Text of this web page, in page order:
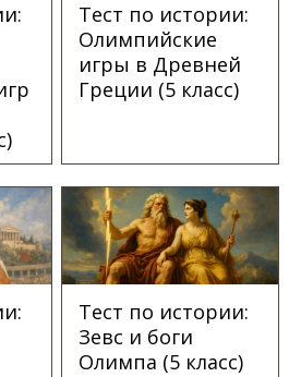
Тест по истории:
Олимпийские
игры в Древней
Греции (5 класс)
Тест по истории:
Зевс и боги
Олимпа (5 класс)